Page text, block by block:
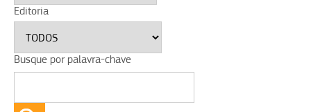
Editoria
Busque por palavra-chave